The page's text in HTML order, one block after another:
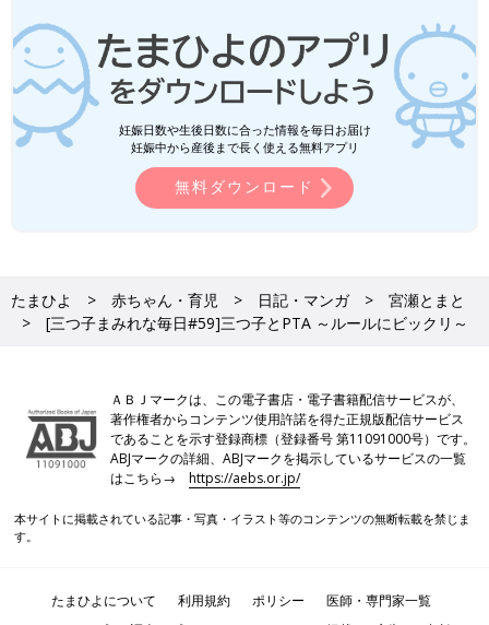
妊娠日数や生後日数に合った情報を毎日お届け
妊娠中から産後まで長く使える無料アプリ
無料ダウンロード
たまひよ 赤ちゃん・育児 日記・マンガ
宮瀬とまと
[三つ子まみれな毎日#59]三つ子とPTA ～ルールにビックリ～
ＡＢＪマークは、この電子書店・電子書籍配信サービスが、
著作権者からコンテンツ使用許諾を得た正規版配信サービス
であることを示す登録商標（登録番号 第11091000号）です。
ABJマークの詳細、ABJマークを掲示しているサービスの一覧
はこちら→https://aebs.or.jp/
本サイトに掲載されている記事・写真・イラスト等のコンテンツの無断転載を禁じま
す。
たまひよについて 利用規約 ポリシー
医師・専門家一覧